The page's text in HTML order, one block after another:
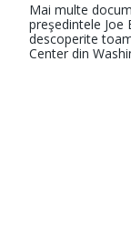
Mai multe
preşedintele Joe
descoperite
Center din